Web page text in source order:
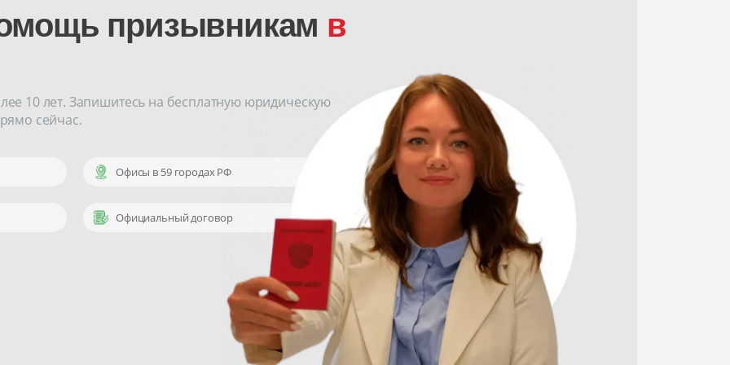
призывникам в
10 лет. Запишитесь на бесплатную юридическую
сейчас.
Офисы в 59 городах РФ
Официальный договор